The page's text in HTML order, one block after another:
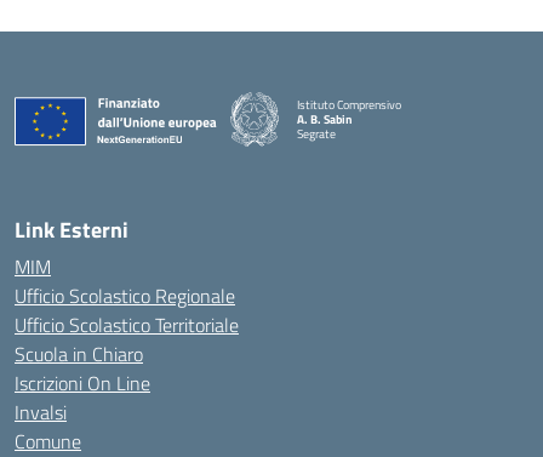
Istituto Comprensivo
A. B. Sabin
Segrate
Link Esterni
MIM
Ufficio Scolastico Regionale
Ufficio Scolastico Territoriale
Scuola in Chiaro
Iscrizioni On Line
Invalsi
Comune